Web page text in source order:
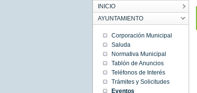
INICIO
AYUNTAMIENTO
Corporación Municipal
Saluda
Normativa Municipal
Tablón de Anuncios
Teléfonos de Interés
Trámites y Solicitudes
Eventos